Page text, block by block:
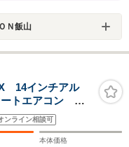
Ｎ飯山
14インチアル
トエアコン プ
リングストッ
難防止システ
ンライン相談可
本体価格